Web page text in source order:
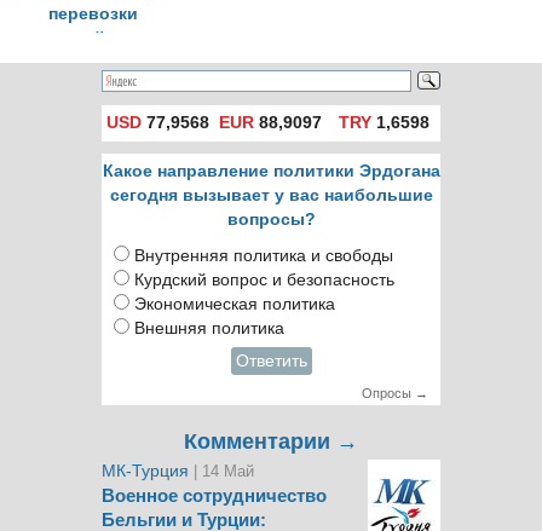
перевозки
российских
туристов
USD 77,9568 EUR 88,9097 TRY1,6598
Какое направление политики Эрдогана
сегодня вызывает у вас наибольшие
вопросы?
Внутренняя политика и свободы
Курдский вопрос и безопасность
Экономическая политика
Внешняя политика
Ответить
Опросы →
Комментарии →
МК-Турция | 14 Май
Военное сотрудничество
Бельгии и Турции: